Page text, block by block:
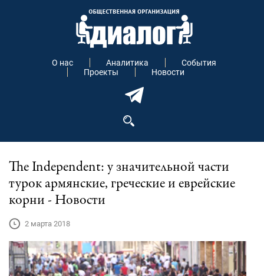
О нас Аналитика
События
Проекты
Новости
The Independent: у значительной части
турок армянские, греческие и еврейские
корни - Новости
2 марта 2018